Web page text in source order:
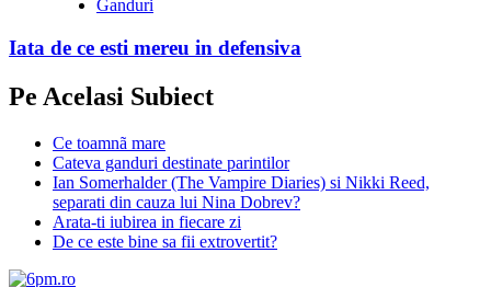
Ganduri
Iata de ce esti mereu in defensiva
Pe Acelasi Subiect
Ce toamnã mare
Cateva ganduri destinate parintilor
Ian Somerhalder (The Vampire Diaries) si Nikki Reed,
separati din cauza lui Nina Dobrev?
Arata-ti iubirea in fiecare zi
De ce este bine sa fii extrovertit?